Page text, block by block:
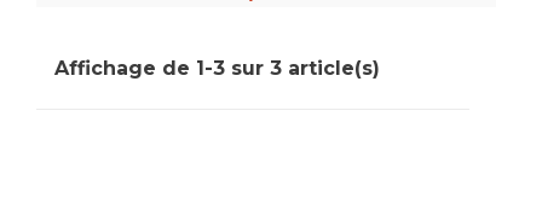
Affichage de 1-3 sur 3 article(s)